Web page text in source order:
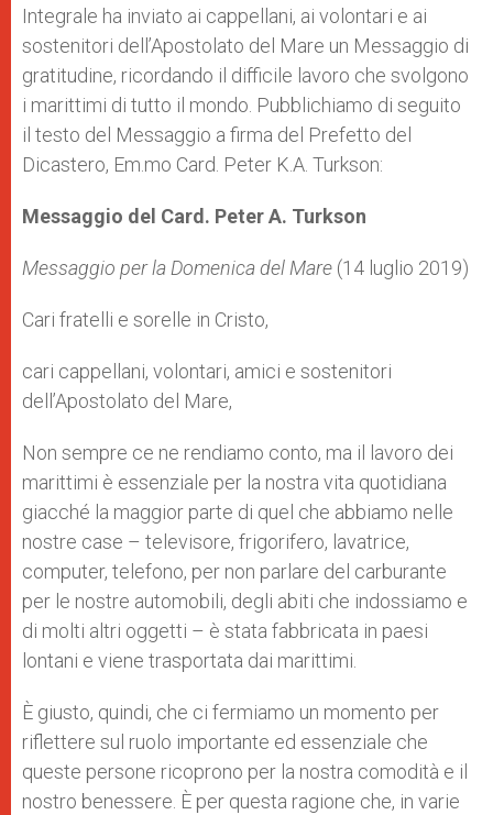
Integrale ha inviato ai cappellani, ai volontari e ai
sostenitori dell’Apostolato del Mare un Messaggio di
gratitudine, ricordando il difficile lavoro che svolgono
i marittimi di tutto il mondo. Pubblichiamo di seguito
il testo del Messaggio a firma del Prefetto del
Dicastero, Em.mo Card. Peter K.A. Turkson:
Messaggio del Card. Peter A. Turkson
Messaggio per la Domenica del Mare (14 luglio 2019)
Cari fratelli e sorelle in Cristo,
cari cappellani, volontari, amici e sostenitori
dell’Apostolato del Mare,
Non sempre ce ne rendiamo conto, ma il lavoro dei
marittimi è essenziale per la nostra vita quotidiana
giacché la maggior parte di quel che abbiamo nelle
nostre case – televisore, frigorifero, lavatrice,
computer, telefono, per non parlare del carburante
per le nostre automobili, degli abiti che indossiamo e
di molti altri oggetti – è stata fabbricata in paesi
lontani e viene trasportata dai marittimi.
È giusto, quindi, che ci fermiamo un momento per
riflettere sul ruolo importante ed essenziale che
queste persone ricoprono per la nostra comodità e il
nostro benessere. È per questa ragione che, in varie